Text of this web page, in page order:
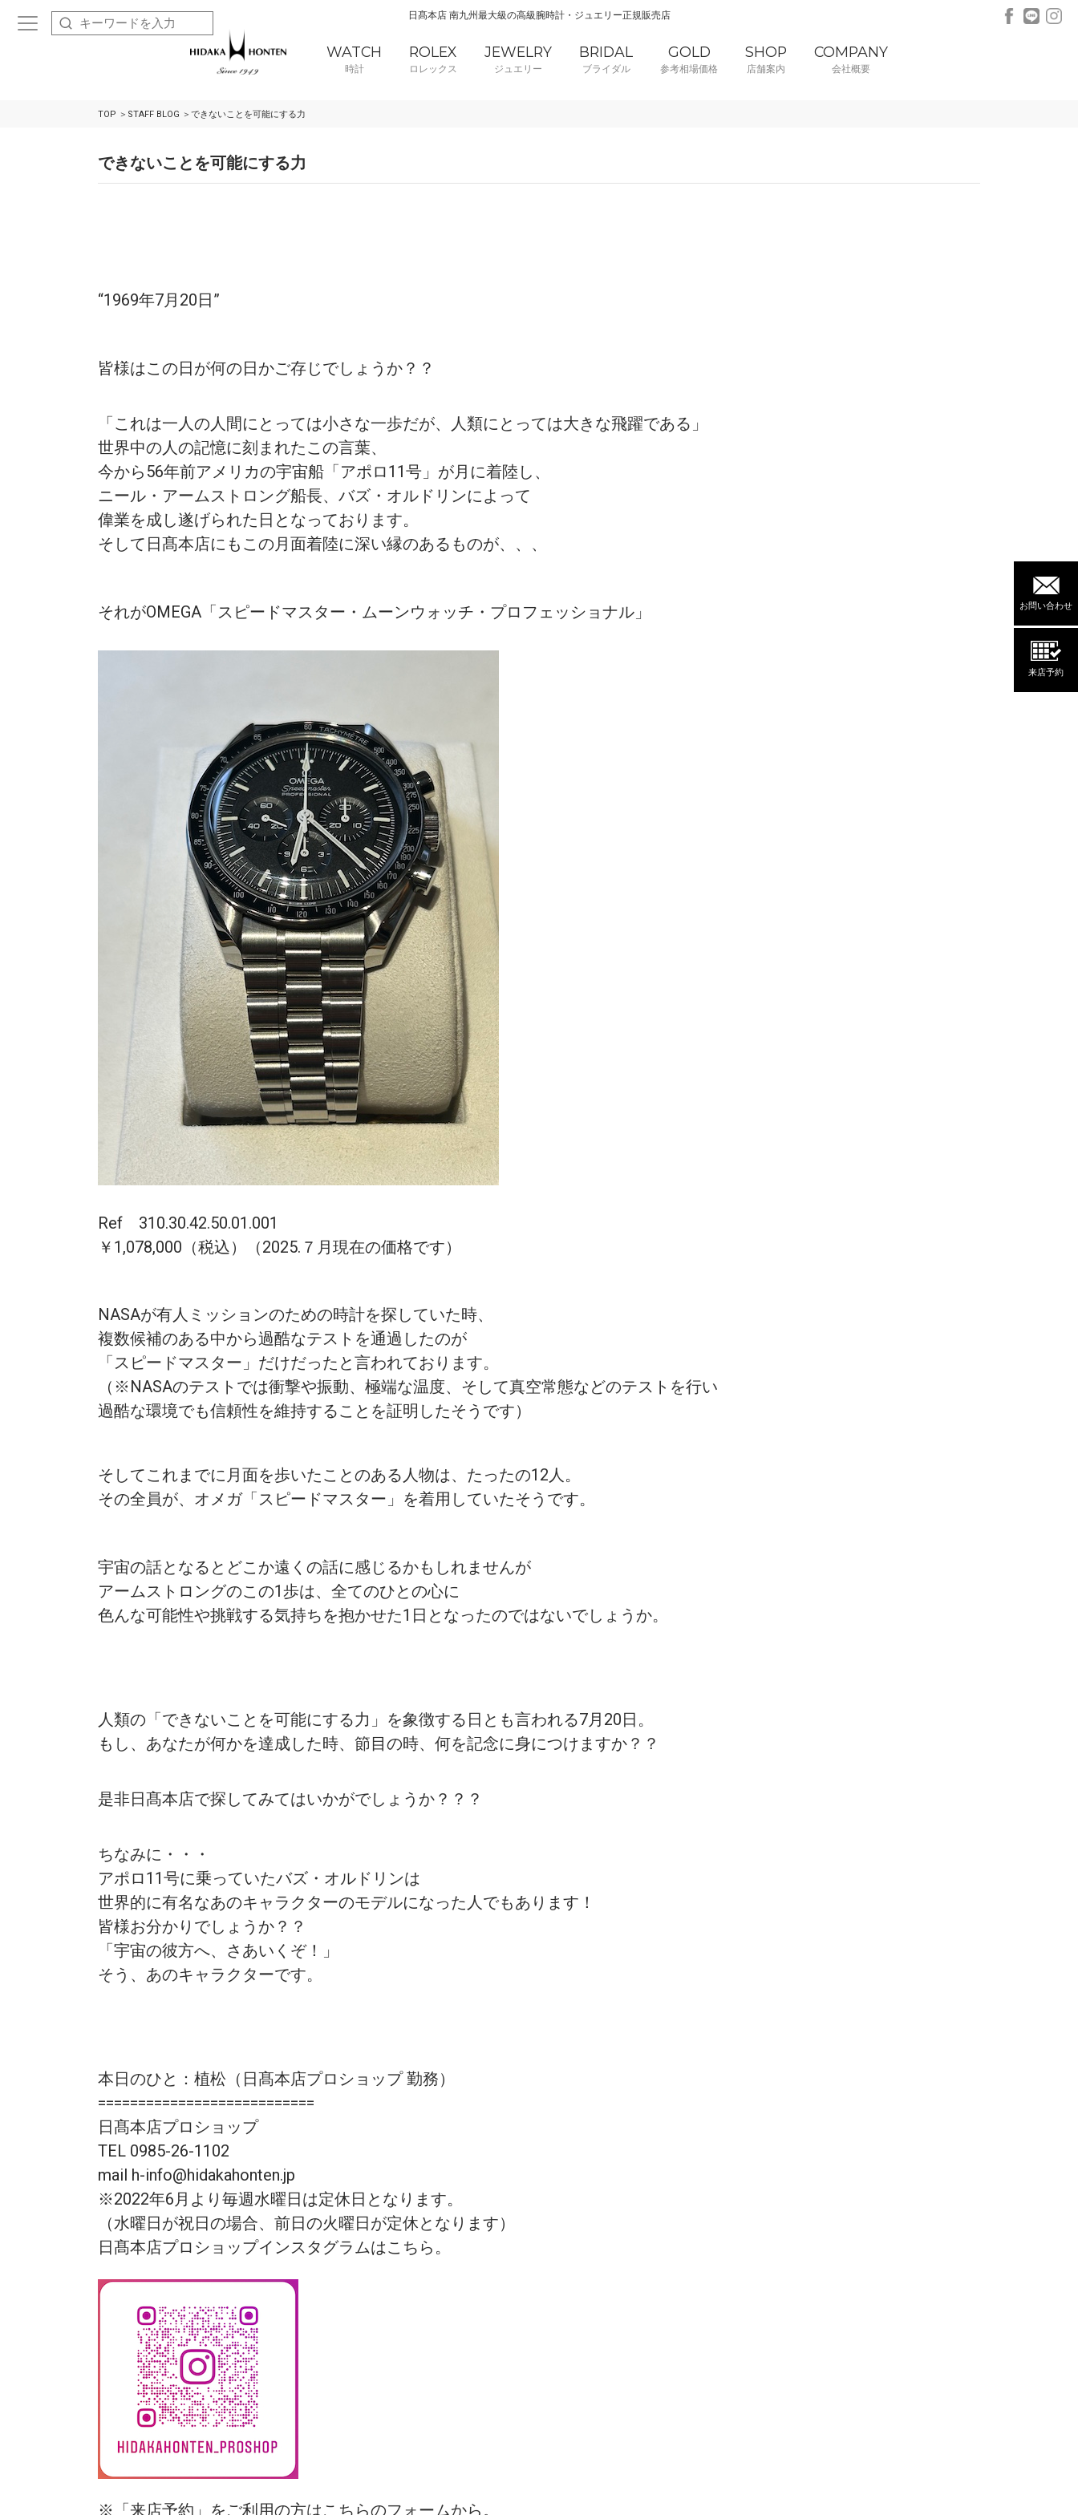
日髙本店 南九州最大級の高級腕時計・ジュエリー正規販売店
WATCH
時計
ROLEX
ロレックス
JEWELRY
ジュエリー
BRIDAL
ブライダル
GOLD
参考相場価格
SHOP
店舗案内
COMPANY
会社概要
お問い合わせ
来店予約
TOP STAFF BLOG できないことを可能にする力
できないことを可能にする力
“1969年7月20日”
皆様はこの日が何の日かご存じでしょうか？？
「これは一人の人間にとっては小さな一歩だが、人類にとっては大きな飛躍である」
世界中の人の記憶に刻まれたこの言葉、
今から56年前アメリカの宇宙船「アポロ11号」が月に着陸し、
ニール・アームストロング船長、バズ・オルドリンによって
偉業を成し遂げられた日となっております。
そして日髙本店にもこの月面着陸に深い縁のあるものが、、、
それがOMEGA「スピードマスター・ムーンウォッチ・プロフェッショナル」
Ref 310.30.42.50.01.00 1
￥1,078,000（税込）（2025.７月現在の価格です）
NASAが有人ミッションのための時計を探していた時、
複数候補のある中から過酷なテストを通過したのが
「スピードマスター」だけだったと言われております。
（※NASAのテストでは衝撃や振動、極端な温度、そして真空常態などのテストを行い
過酷な環境でも信頼性を維持することを証明したそうです）
そしてこれまでに月面を歩いたことのある人物は、たったの12人。
その全員が、オメガ「スピードマスター」を着用していたそうです。
宇宙の話となるとどこか遠くの話に感じるかもしれませんが
アームストロングのこの1歩は、全てのひとの心に
色んな可能性や挑戦する気持ちを抱かせた1日となったのではないでしょうか。
人類の「できないことを可能にする力」を象徴する日とも言われる7月20日。
もし、あなたが何かを達成した時、節目の時、何を記念に身につけますか？？
是非日髙本店で探してみてはいかがでしょうか？？？
ちなみに・・・
アポロ11号に乗っていたバズ・オルドリンは
世界的に有名なあのキャラクターのモデルになった人でもあります！
皆様お分かりでしょうか？？
「宇宙の彼方へ、さあいくぞ！」
そう、あのキャラクターです。
本日のひと：植松（日髙本店プロショップ 勤務）
===========================
日髙本店プロショップ
TEL 0985-26-1102
mail h-info@hidakahonten.jp
※2022年6月より毎週水曜日は定休日となります。
（水曜日が祝日の場合、前日の火曜日が定休となります）
日髙本店プロショップインスタグラムはこちら。
※「来店予約」をご利用の方はこちらのフォームから。